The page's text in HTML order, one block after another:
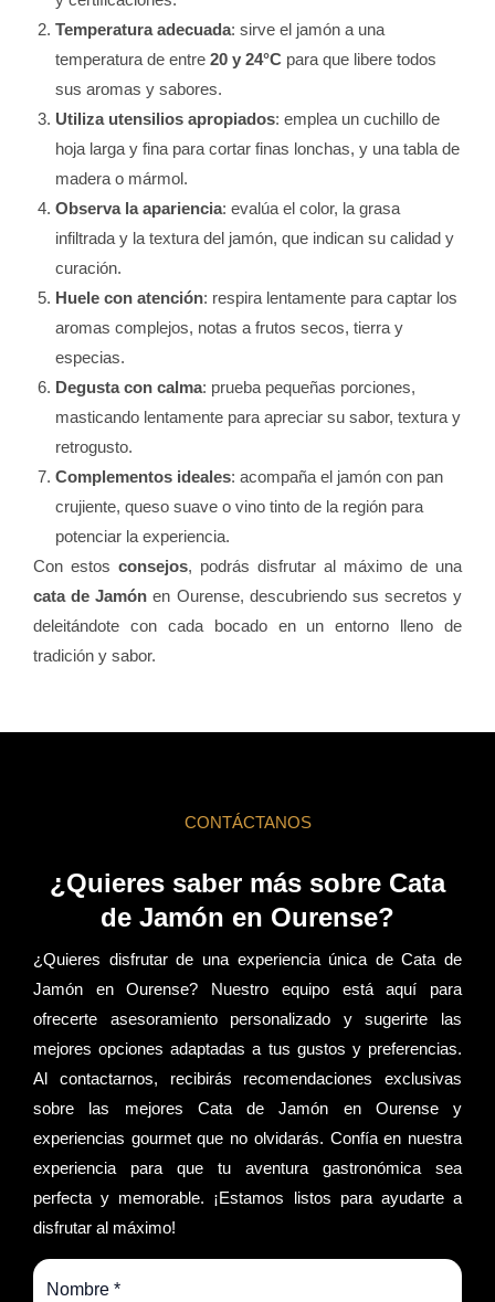
Temperatura adecuada: sirve el jamón a una
temperatura de entre 20 y 24°C para que libere todos
sus aromas y sabores.
Utiliza utensilios apropiados: emplea un cuchillo de
hoja larga y fina para cortar finas lonchas, y una tabla de
madera o mármol.
Observa la apariencia: evalúa el color, la grasa
infiltrada y la textura del jamón, que indican su calidad y
curación.
Huele con atención: respira lentamente para captar los
aromas complejos, notas a frutos secos, tierra y
especias.
Degusta con calma: prueba pequeñas porciones,
masticando lentamente para apreciar su sabor, textura y
retrogusto.
Complementos ideales: acompaña el jamón con pan
crujiente, queso suave o vino tinto de la región para
potenciar la experiencia.
Con estos consejos, podrás disfrutar al máximo de una
cata de Jamón en Ourense, descubriendo sus secretos y
deleitándote con cada bocado en un entorno lleno de
tradición y sabor.
CONTÁCTANOS
¿Quieres saber más sobre Cata
de Jamón en Ourense?
¿Quieres disfrutar de una experiencia única de Cata de
Jamón en Ourense? Nuestro equipo está aquí para
ofrecerte asesoramiento personalizado y sugerirte las
mejores opciones adaptadas a tus gustos y preferencias.
Al contactarnos, recibirás recomendaciones exclusivas
sobre las mejores Cata de Jamón en Ourense y
experiencias gourmet que no olvidarás. Confía en nuestra
experiencia para que tu aventura gastronómica sea
perfecta y memorable. ¡Estamos listos para ayudarte a
disfrutar al máximo!